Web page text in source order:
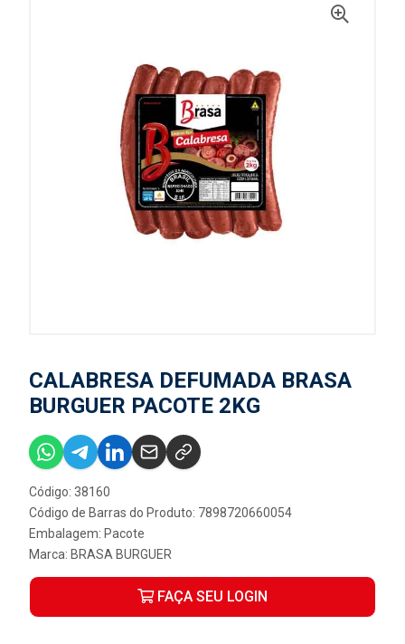
CALABRESA DEFUMADA BRASA
BURGUER PACOTE 2KG
Código: 38160
Código de Barras do Produto: 7898720660054
Embalagem: Pacote
Marca: BRASA BURGUER
FAÇA SEU LOGIN